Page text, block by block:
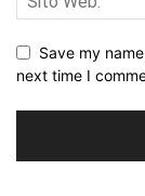
Save my
next time I